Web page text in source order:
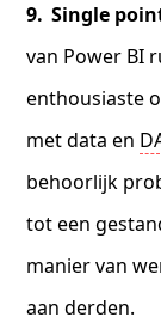
Single
van Power BI
enthousiaste
met data en
behoorlijk
tot een
manier van
aan derden.